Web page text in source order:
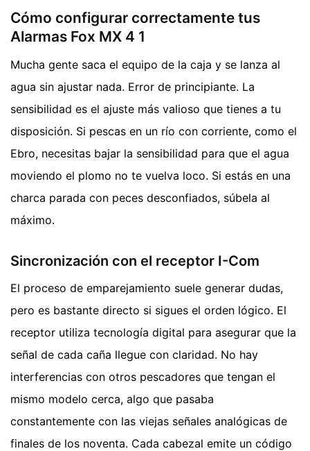
Cómo configurar correctamente tus
Alarmas Fox MX 4 1
Mucha gente saca el equipo de la caja y se lanza al
agua sin ajustar nada. Error de principiante. La
sensibilidad es el ajuste más valioso que tienes a tu
disposición. Si pescas en un río con corriente, como el
Ebro, necesitas bajar la sensibilidad para que el agua
moviendo el plomo no te vuelva loco. Si estás en una
charca parada con peces desconfiados, súbela al
máximo.
Sincronización con el receptor I-Com
El proceso de emparejamiento suele generar dudas,
pero es bastante directo si sigues el orden lógico. El
receptor utiliza tecnología digital para asegurar que la
señal de cada caña llegue con claridad. No hay
interferencias con otros pescadores que tengan el
mismo modelo cerca, algo que pasaba
constantemente con las viejas señales analógicas de
finales de los noventa. Cada cabezal emite un código